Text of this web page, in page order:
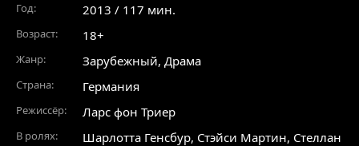
Год: 2013 / 117 мин.
Возраст: 18+
Жанр: Зарубежный, Драма
Страна: Германия
Режиссёр: Ларс фон Триер
В ролях: Шарлотта Генсбур, Стэйси Мартин, Стеллан